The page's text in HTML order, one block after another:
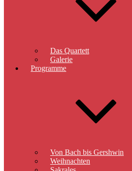
Das Quartett
Galerie
Programme
Von Bach bis Gershwin
Weihnachten